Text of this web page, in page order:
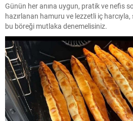
Günün her anına uygun, pratik ve nefis
hazırlanan hamuru ve lezzetli iç harcıyla,
bu böreği mutlaka denemelisiniz.